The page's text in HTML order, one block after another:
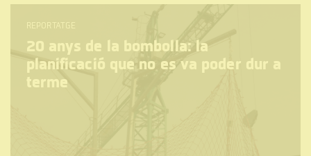
REPORTATGE
20 anys de la bombolla: la
planificació que no es va poder dur a
terme